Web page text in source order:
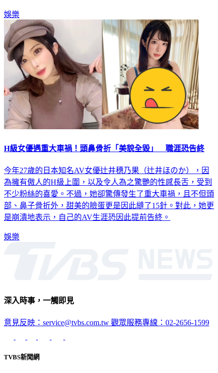
娛樂
H級女優遇重大車禍！頭鼻骨折「美貌全毀」 職涯恐告終
今年27歲的日本知名AV女優辻井穗乃果（辻井ほのか），因
為擁有傲人的H級上圍，以及令人為之驚艷的性感長舌，受到
不少粉絲的喜愛。不過，她卻驚傳發生了重大車禍，且不但頭
部、鼻子骨折外，甜美的臉蛋更是因此縫了15針。對此，她更
是崩潰地表示，自己的AV生涯恐因此提前告終。
娛樂
深入時事，一觸即見
意見反映：service@tvbs.com.tw 觀眾服務專線：02-2656-1599
TVBS新聞網